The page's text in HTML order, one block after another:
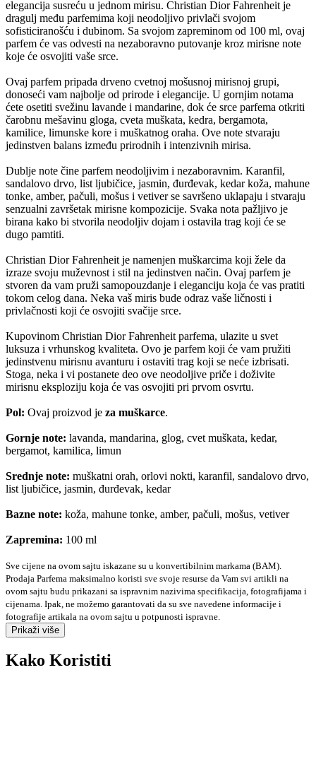
elegancija susreću u jednom mirisu. Christian Dior Fahrenheit je
dragulj među parfemima koji neodoljivo privlači svojom
sofisticiranošću i dubinom. Sa svojom zapreminom od 100 ml, ovaj
parfem će vas odvesti na nezaboravno putovanje kroz mirisne note
koje će osvojiti vaše srce.
Ovaj parfem pripada drveno cvetnoj mošusnoj mirisnoj grupi,
donoseći vam najbolje od prirode i elegancije. U gornjim notama
ćete osetiti svežinu lavande i mandarine, dok će srce parfema otkriti
čarobnu mešavinu gloga, cveta muškata, kedra, bergamota,
kamilice, limunske kore i muškatnog oraha. Ove note stvaraju
jedinstven balans između prirodnih i intenzivnih mirisa.
Dublje note čine parfem neodoljivim i nezaboravnim. Karanfil,
sandalovo drvo, list ljubičice, jasmin, đurđevak, kedar koža, mahune
tonke, amber, pačuli, mošus i vetiver se savršeno uklapaju i stvaraju
senzualni završetak mirisne kompozicije. Svaka nota pažljivo je
birana kako bi stvorila neodoljiv dojam i ostavila trag koji će se
dugo pamtiti.
Christian Dior Fahrenheit je namenjen muškarcima koji žele da
izraze svoju muževnost i stil na jedinstven način. Ovaj parfem je
stvoren da vam pruži samopouzdanje i eleganciju koja će vas pratiti
tokom celog dana. Neka vaš miris bude odraz vaše ličnosti i
privlačnosti koji će osvojiti svačije srce.
Kupovinom Christian Dior Fahrenheit parfema, ulazite u svet
luksuza i vrhunskog kvaliteta. Ovo je parfem koji će vam pružiti
jedinstvenu mirisnu avanturu i ostaviti trag koji se neće izbrisati.
Stoga, neka i vi postanete deo ove neodoljive priče i doživite
mirisnu eksploziju koja će vas osvojiti pri prvom osvrtu.
Pol: Ovaj proizvod je za muškarce.
Gornje note: lavanda, mandarina, glog, cvet muškata, kedar,
bergamot, kamilica, limun
Srednje note: muškatni orah, orlovi nokti, karanfil, sandalovo drvo,
list ljubičice, jasmin, đurđevak, kedar
Bazne note: koža, mahune tonke, amber, pačuli, mošus, vetiver
Zapremina: 100 ml
Sve cijene na ovom sajtu iskazane su u konvertibilnim markama (BAM).
Prodaja Parfema maksimalno koristi sve svoje resurse da Vam svi artikli na
ovom sajtu budu prikazani sa ispravnim nazivima specifikacija, fotografijama i
cijenama. Ipak, ne možemo garantovati da su sve navedene informacije i
fotografije artikala na ovom sajtu u potpunosti ispravne.
Prikaži više
Kako Koristiti